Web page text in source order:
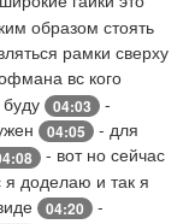
образом стоять
рамки сверху
вс кого
04:03
-
04:05
- для
- вот но сейчас
я доделаю и так я
04:20
-